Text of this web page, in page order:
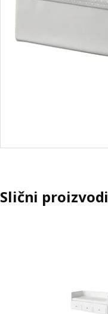
Slični proizvodi